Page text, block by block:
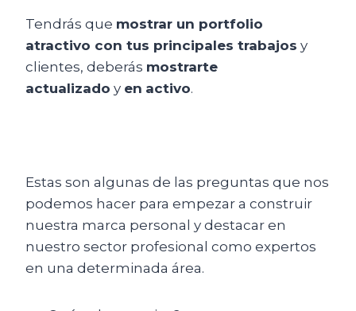
Tendrás que mostrar un portfolio
atractivo con tus principales trabajos y
clientes, deberás mostrarte
actualizado y en activo.
Estas son algunas de las preguntas que nos
podemos hacer para empezar a construir
nuestra marca personal y destacar en
nuestro sector profesional como expertos
en una determinada área.